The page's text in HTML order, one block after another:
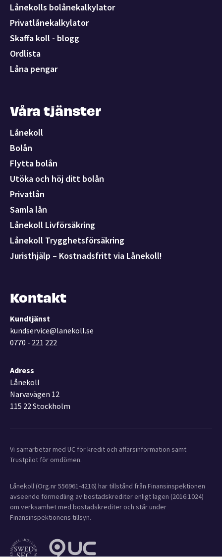
Lånekolls bolånekalkylator
Privatlånekalkylator
Skaffa koll - blogg
Ordlista
Låna pengar
Våra tjänster
Lånekoll
Bolån
Flytta bolån
Utöka och höj ditt bolån
Privatlån
Samla lån
Lånekoll Livförsäkring
Lånekoll Trygghetsförsäkring
Juristhjälp – Kostnadsfritt via Lånekoll!
Kontakt
Kundtjänst
kundservice@lanekoll.se
0770 - 221 222
Adress
Lånekoll
Narvavägen 12
115 22 Stockholm
Vi samarbetar med UC för kredit och affärsinformation samt
Trustpilot för omdömen.
Lånekoll (Org.nr 556961-4216) har tillstånd från Finansinspektionen
avseende förmedling av bostadskrediter enligt lagen (2016:1024)
om verksamhet med bostadskrediter och står under
Finansinspektionens tillsyn.